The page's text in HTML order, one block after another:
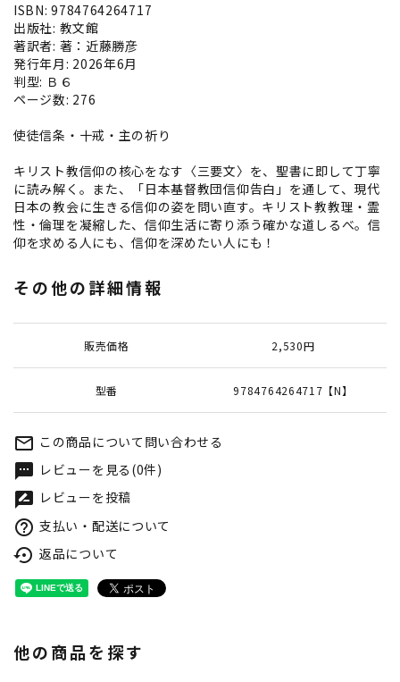
ISBN: 9784764264717
出版社: 教文館
著訳者: 著：近藤勝彦
発行年月: 2026年6月
判型: Ｂ６
ページ数: 276
使徒信条・十戒・主の祈り
キリスト教信仰の核心をなす〈三要文〉を、聖書に即して丁寧
に読み解く。また、「日本基督教団信仰告白」を通して、現代
日本の教会に生きる信仰の姿を問い直す。キリスト教教理・霊
性・倫理を凝縮した、信仰生活に寄り添う確かな道しるべ。信
仰を求める人にも、信仰を深めたい人にも！
その他の詳細情報
販売価格 2,530円
型番 9784764264717【N】
mail_outline この商品について問い合わせる
textsms レビューを見る(0件)
rate_review レビューを投稿
help_outline 支払い・配送について
settings_backup_restore 返品について
他の商品を探す